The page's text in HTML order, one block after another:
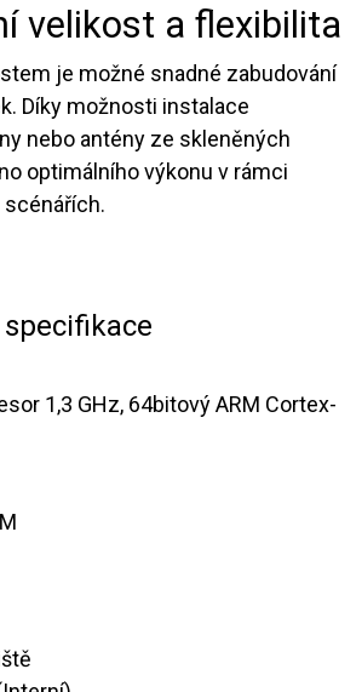
velikost a flexibilita
je možné snadné zabudování
Díky možnosti instalace
nebo antény ze skleněných
optimálního výkonu v rámci
1,3 GHz, 64bitový ARM Cortex-